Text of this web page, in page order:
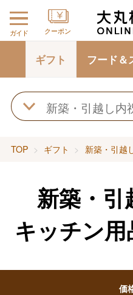
ガイド クーポン
ギフト フード＆
TOP ギフト 新築・引越
新築・引
キッチン用
価
フード